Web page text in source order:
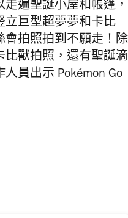
遍聖誕小屋和帳篷，
立巨型超夢夢和卡比
會拍照拍到不願走！除
獸拍照，還有聖誕滴
員出示 Pokémon Go